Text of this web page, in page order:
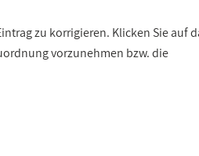
zu korrigieren. Klicken Sie auf
vorzunehmen bzw. die